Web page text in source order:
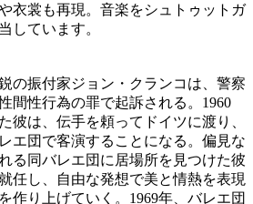
衣裳も再現。音楽をシュトゥットガ
しています。
の振付家ジョン・クランコは、警察
間性行為の罪で起訴される。1960
彼は、伝手を頼ってドイツに渡り、
エ団で客演することになる。偏見な
る同バレエ団に居場所を見つけた彼
任し、自由な発想で美と情熱を表現
作り上げていく。1969年、バレエ団